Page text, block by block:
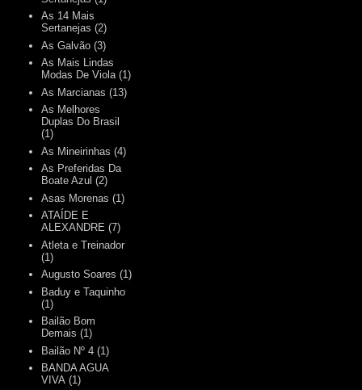
As 14 Mais
Sertanejas (2)
As Galvão (3)
As Mais Lindas
Modas De Viola (1)
As Marcianas (13)
As Melhores
Duplas Do Brasil
(1)
As Mineirinhas (4)
As Preferidas Da
Boate Azul (2)
Asas Morenas (1)
ATAÍDE E
ALEXANDRE (7)
Atleta e Treinador
(1)
Augusto Soares (1)
Baduy e Taquinho
(1)
Bailão Bom
Demais (1)
Bailão Nº 4 (1)
BANDA AGUA
VIVA (1)